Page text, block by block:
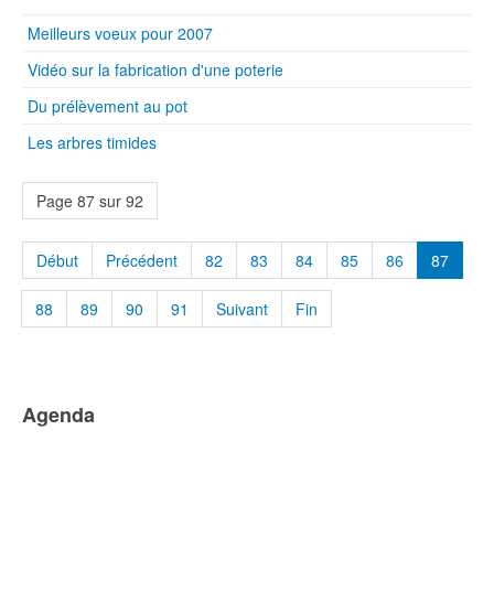
Meilleurs voeux pour 2007
Vidéo sur la fabrication d'une poterie
Du prélèvement au pot
Les arbres timides
Page 87 sur 92
Début Précédent 82 83 84 85 86 87
88 89 90 91 Suivant Fin
Agenda